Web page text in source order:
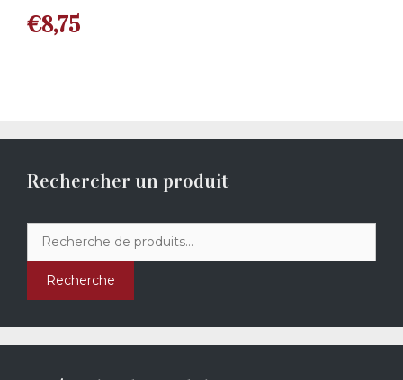
€8,75
Rechercher un produit
pour :
Recherche